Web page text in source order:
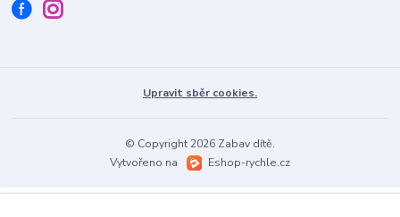
Upravit sběr cookies.
© Copyright 2026 Zabav dítě.
Vytvořeno na
Eshop-rychle.cz